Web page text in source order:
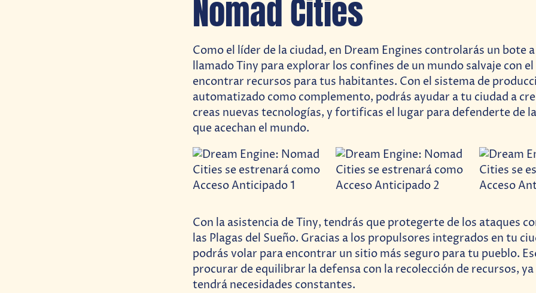
Nomad Cities
Como el líder de la ciudad, en Dream Engines controlarás un bote
llamado Tiny para explorar los confines de un mundo salvaje con
encontrar recursos para tus habitantes. Con el sistema de
automatizado como complemento, podrás ayudar a tu ciudad a
creas nuevas tecnologías, y fortificas el lugar para defenderte de
que acechan el mundo.
Con la asistencia de Tiny, tendrás que protegerte de los ataques
las Plagas del Sueño. Gracias a los propulsores integrados en tu
podrás volar para encontrar un sitio más seguro para tu pueblo.
procurar de equilibrar la defensa con la recolección de recursos,
tendrá necesidades constantes.